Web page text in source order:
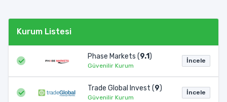
Kurum Listesi
Phase Markets (9.1)
Güvenilir Kurum
İncele
Trade Global Invest (9)
Güvenilir Kurum
İncele